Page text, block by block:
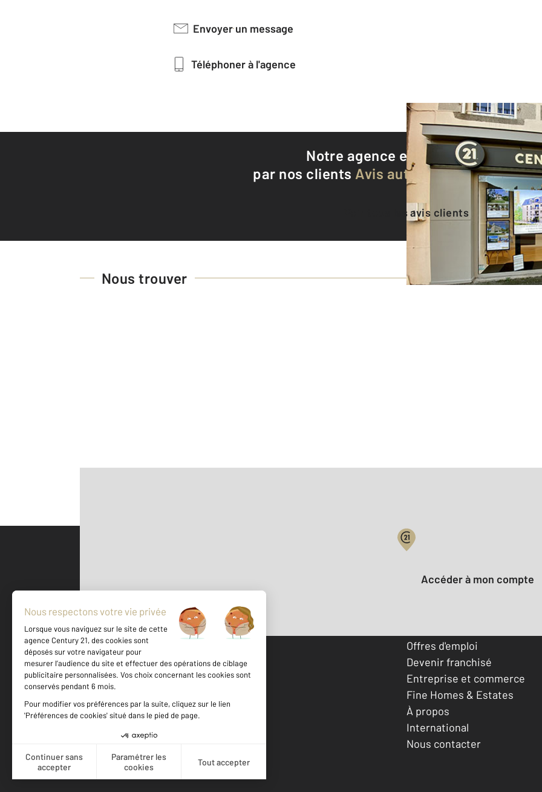
Envoyer un message
Téléphoner à l'agence
Notre agence est notée9,2/10
par nos clients Avis authentifiés par
Voir tous les avis clients
Nous trouver
500 m ©Mappy
Votre compte :
Accéder à mon compte
Votre agence est notée
Achat
Offres d'emploi
Devenir franchisé
Entreprise et commerce
Fine Homes & Estates
À propos
International
Nous contacter